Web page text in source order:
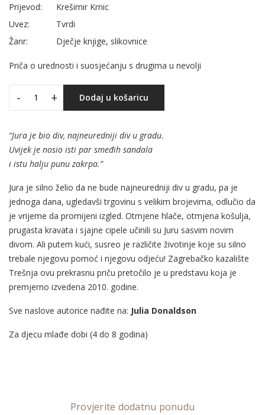
Prijevod:
Krešimir Krnic
Uvez:
Tvrdi
Žanr:
Dječje knjige, slikovnice
Priča o urednosti i suosjećanju s drugima u nevolji
- + Dodaj u košaricu
“Jura je bio div, najneuredniji div u gradu.
Uvijek je nosio isti par smeđih sandala
i istu halju punu zakrpa.”
Jura je silno želio da ne bude najneuredniji div u gradu, pa je
jednoga dana, ugledavši trgovinu s velikim brojevima, odlučio da
je vrijeme da promijeni izgled. Otmjene hlače, otmjena košulja,
prugasta kravata i sjajne cipele učinili su Juru sasvim novim
divom. Ali putem kući, susreo je različite životinje koje su silno
trebale njegovu pomoć i njegovu odjeću! Zagrebačko kazalište
Trešnja ovu prekrasnu priču pretočilo je u predstavu koja je
premjerno izvedena 2010. godine.
Sve naslove autorice nađite na: Julia Donaldson
Za djecu mlađe dobi (4 do 8 godina)
Provjerite dodatnu ponudu